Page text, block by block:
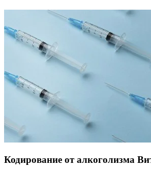
Кодирование от алкоголизма